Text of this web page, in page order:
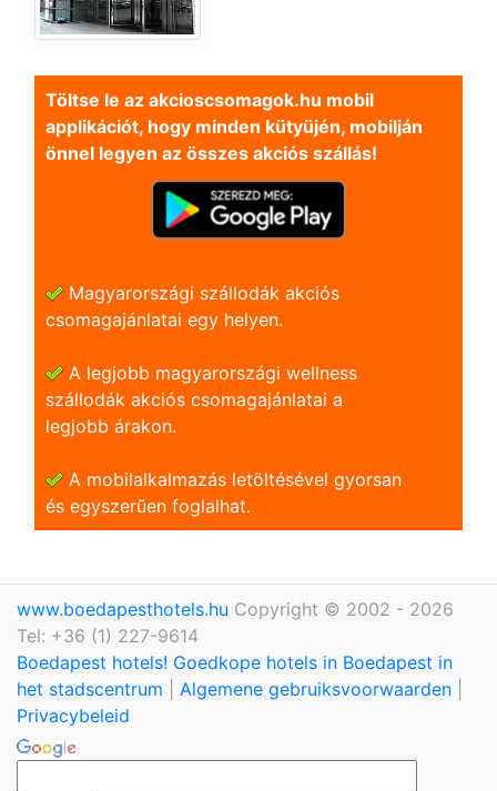
Töltse le az akcioscsomagok.hu mobil
applikációt, hogy minden kütyüjén, mobilján
önnel legyen az összes akciós szállás!
Magyarországi szállodák akciós
csomagajánlatai egy helyen.
A legjobb magyarországi wellness
szállodák akciós csomagajánlatai a
legjobb árakon.
A mobilalkalmazás letöltésével gyorsan
és egyszerũen foglalhat.
www.boedapesthotels.hu Copyright © 2002 - 2026
Tel: +36 (1) 227-9614
Boedapest hotels! Goedkope hotels in Boedapest in
het stadscentrum
Algemene gebruiksvoorwaarden
Privacybeleid